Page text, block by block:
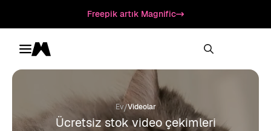
Freepik artık Magnific
Toggle menu
Magnific
Ev/Videolar
Ücretsiz stok video çekimleri